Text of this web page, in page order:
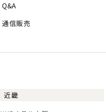
Q&A
通信販売
近畿